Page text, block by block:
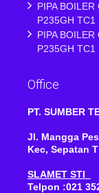
PIPA
P235GH TC1
PIPA
P235GH TC1
Office
PT. SUMBER
Jl. Mangga
Kec, Sepatan
SLAMET STI
Telpon :021